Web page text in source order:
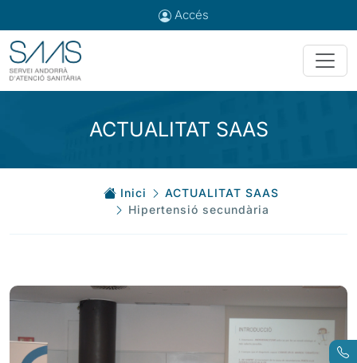
Accés
ACTUALITAT SAAS
Inici
ACTUALITAT SAAS
Hipertensió secundària